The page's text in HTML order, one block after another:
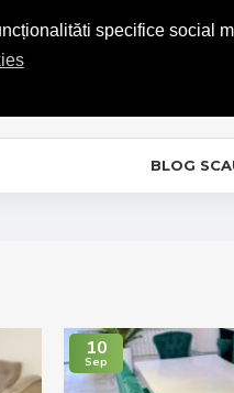
specifice social
0720.865.728
BLOG
10
Sep